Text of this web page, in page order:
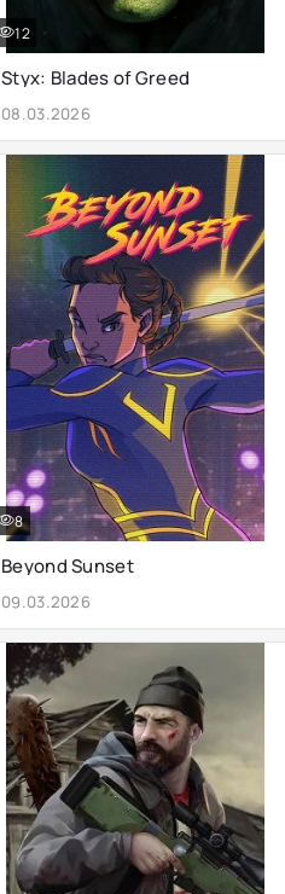
Styx: Blades of Greed
08.03.2026
12
Beyond Sunset
09.03.2026
8